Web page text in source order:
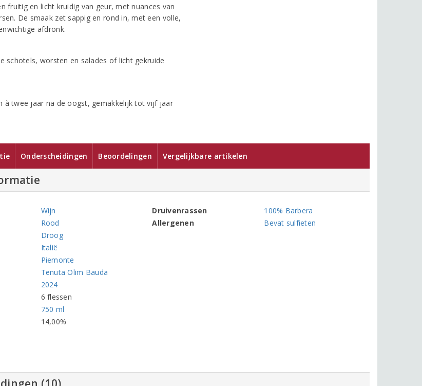
fruitig en licht kruidig van geur, met nuances van
De smaak zet sappig en rond in, met een volle,
afdronk.
schotels, worsten en salades of licht gekruide
à twee jaar na de oogst, gemakkelijk tot vijf jaar
Onderscheidingen Beoordelingen Vergelijkbare artikelen
Wijn
Rood
Droog
Italië
Piemonte
Tenuta Olim Bauda
2024
6 flessen
750 ml
14,00%
Druivenrassen
100% Barbera
Allergenen
Bevat sulfieten